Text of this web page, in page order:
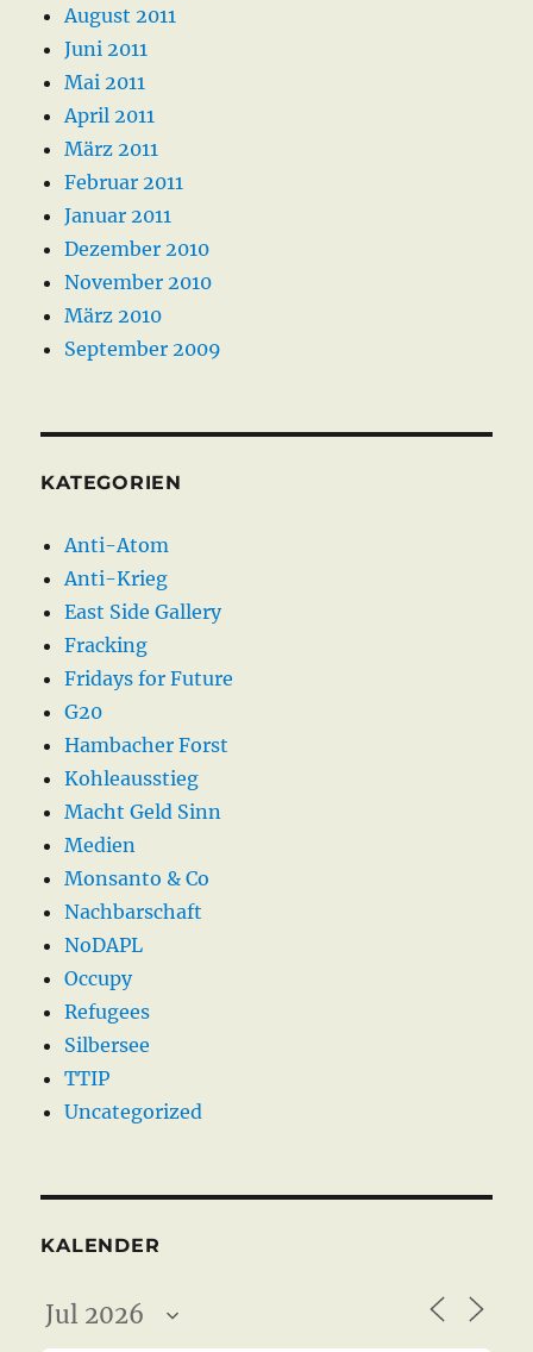
August 2011
Juni 2011
Mai 2011
April 2011
März 2011
Februar 2011
Januar 2011
Dezember 2010
November 2010
März 2010
September 2009
KATEGORIEN
Anti-Atom
Anti-Krieg
East Side Gallery
Fracking
Fridays for Future
G20
Hambacher Forst
Kohleausstieg
Macht Geld Sinn
Medien
Monsanto & Co
Nachbarschaft
NoDAPL
Occupy
Refugees
Silbersee
TTIP
Uncategorized
KALENDER